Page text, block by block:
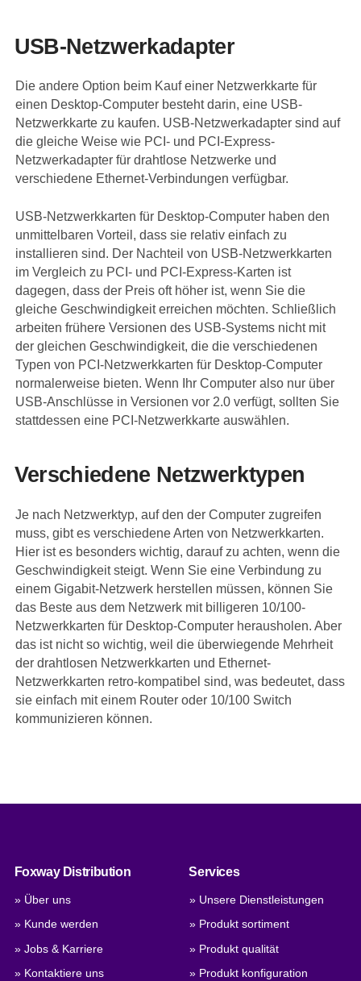
USB-Netzwerkadapter
Die andere Option beim Kauf einer Netzwerkkarte für
einen Desktop-Computer besteht darin, eine USB-
Netzwerkkarte zu kaufen. USB-Netzwerkadapter sind auf
die gleiche Weise wie PCI- und PCI-Express-
Netzwerkadapter für drahtlose Netzwerke und
verschiedene Ethernet-Verbindungen verfügbar.
USB-Netzwerkkarten für Desktop-Computer haben den
unmittelbaren Vorteil, dass sie relativ einfach zu
installieren sind. Der Nachteil von USB-Netzwerkkarten
im Vergleich zu PCI- und PCI-Express-Karten ist
dagegen, dass der Preis oft höher ist, wenn Sie die
gleiche Geschwindigkeit erreichen möchten. Schließlich
arbeiten frühere Versionen des USB-Systems nicht mit
der gleichen Geschwindigkeit, die die verschiedenen
Typen von PCI-Netzwerkkarten für Desktop-Computer
normalerweise bieten. Wenn Ihr Computer also nur über
USB-Anschlüsse in Versionen vor 2.0 verfügt, sollten Sie
stattdessen eine PCI-Netzwerkkarte auswählen.
Verschiedene Netzwerktypen
Je nach Netzwerktyp, auf den der Computer zugreifen
muss, gibt es verschiedene Arten von Netzwerkkarten.
Hier ist es besonders wichtig, darauf zu achten, wenn die
Geschwindigkeit steigt. Wenn Sie eine Verbindung zu
einem Gigabit-Netzwerk herstellen müssen, können Sie
das Beste aus dem Netzwerk mit billigeren 10/100-
Netzwerkkarten für Desktop-Computer herausholen. Aber
das ist nicht so wichtig, weil die überwiegende Mehrheit
der drahtlosen Netzwerkkarten und Ethernet-
Netzwerkkarten retro-kompatibel sind, was bedeutet, dass
sie einfach mit einem Router oder 10/100 Switch
kommunizieren können.
Foxway Distribution
» Über uns
» Kunde werden
» Jobs & Karriere
» Kontaktiere uns
Services
» Unsere Dienstleistungen
» Produkt sortiment
» Produkt qualität
» Produkt konfiguration